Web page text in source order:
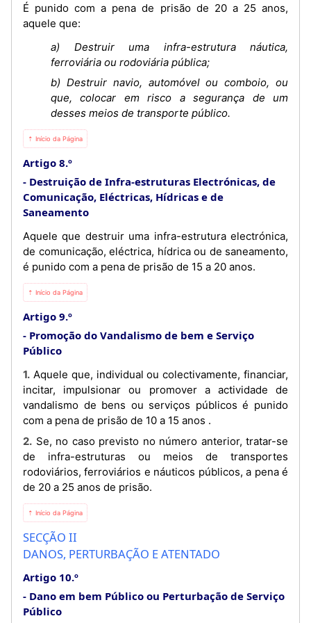
É punido com a pena de prisão de 20 a 25 anos,
aquele que:
a) Destruir uma infra-estrutura náutica,
ferroviária ou rodoviária pública;
b) Destruir navio, automóvel ou comboio, ou
que, colocar em risco a segurança de um
desses meios de transporte público.
⇡ Início da Página
Artigo 8.º
Destruição de Infra-estruturas Electrónicas, de
Comunicação, Eléctricas, Hídricas e de
Saneamento
Aquele que destruir uma infra-estrutura electrónica,
de comunicação, eléctrica, hídrica ou de saneamento,
é punido com a pena de prisão de 15 a 20 anos.
⇡ Início da Página
Artigo 9.º
Promoção do Vandalismo de bem e Serviço
Público
1. Aquele que, individual ou colectivamente, financiar,
incitar, impulsionar ou promover a actividade de
vandalismo de bens ou serviços públicos é punido
com a pena de prisão de 10 a 15 anos .
2. Se, no caso previsto no número anterior, tratar-se
de infra-estruturas ou meios de transportes
rodoviários, ferroviários e náuticos públicos, a pena é
de 20 a 25 anos de prisão.
⇡ Início da Página
SECÇÃO II
DANOS, PERTURBAÇÃO E ATENTADO
Artigo 10.º
Dano em bem Público ou Perturbação de Serviço
Público